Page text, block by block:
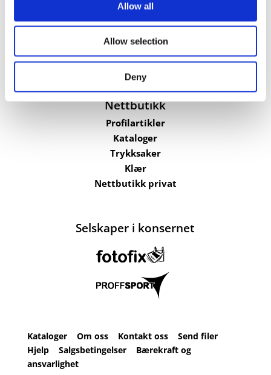
Allow all
Allow selection
Deny
51 82 67 00
Kvalebergveien 21, 4016 Stavanger
Man – fre 08:00 – 16:00
Nettbutikk
Profilartikler
Kataloger
Trykksaker
Klær
Nettbutikk privat
Selskaper i konsernet
Kataloger Om oss Kontakt oss
Send filer
Hjelp Salgsbetingelser
Bærekraft og
ansvarlighet